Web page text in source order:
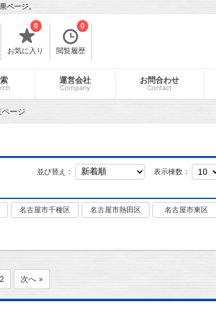
ページ。
お気に入り
0
閲覧履歴
0
運営会社
Company
お問合わせ
Contact
ージ
並び替え：
名古屋市千種区 名古屋市熱田区 名古屋市東区
表示棟数：
2 次へ »